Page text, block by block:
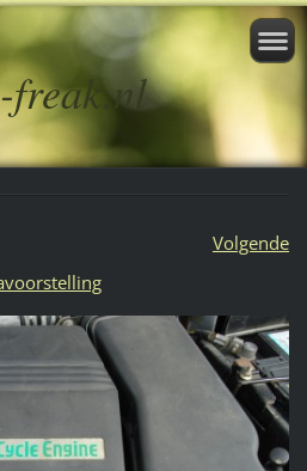
freak.nl
Volgende